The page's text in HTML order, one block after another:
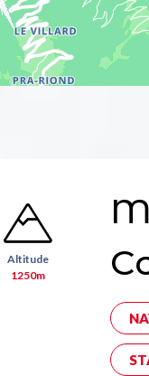
Altitude
1250m